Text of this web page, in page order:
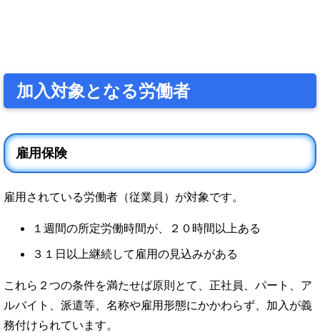
加入対象となる労働者
雇用保険
雇用されている労働者（従業員）が対象です。
１週間の所定労働時間が、２０時間以上ある
３１日以上継続して雇用の見込みがある
これら２つの条件を満たせば原則とて、正社員、パート、ア
ルバイト、派遣等、名称や雇用形態にかかわらず、加入が義
務付けられています。